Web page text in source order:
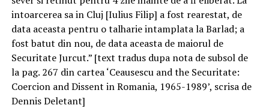
intoarcerea sa in Cluj [Iulius Filip] a fost rearestat, de
data aceasta pentru o talharie intamplata la Barlad; a
fost batut din nou, de data aceasta de maiorul de
Securitate Jurcut.” [text tradus dupa nota de subsol de
la pag. 267 din cartea ‘Ceausescu and the Securitate:
Coercion and Dissent in Romania, 1965-1989’, scrisa de
Dennis Deletant]